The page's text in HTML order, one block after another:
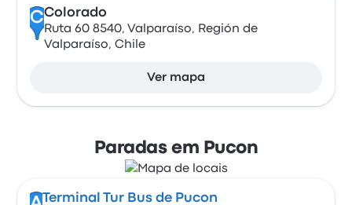
CColorado
Ruta 60 8540, Valparaíso, Región de
Valparaíso, Chile
Ver mapa
Paradas em Pucon
Terminal Tur Bus de Pucon